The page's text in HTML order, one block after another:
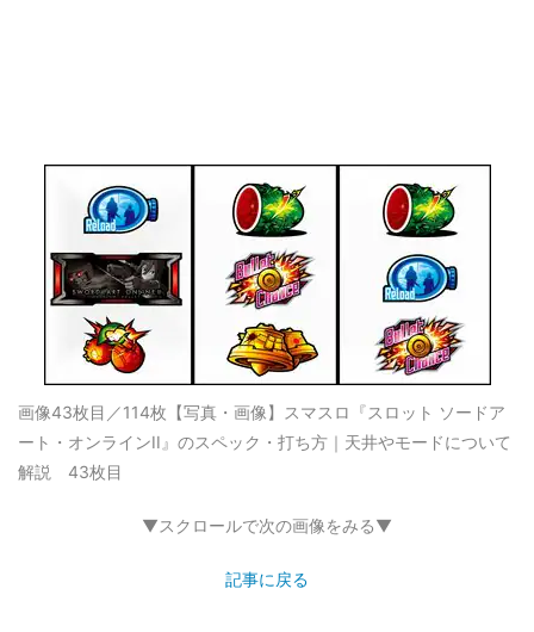
画像43枚目／114枚 【写真・画像】スマスロ『スロット ソードア
ート・オンラインII』のスペック・打ち方｜天井やモードについて
解説 43枚目
▼スクロールで次の画像をみる▼
記事に戻る